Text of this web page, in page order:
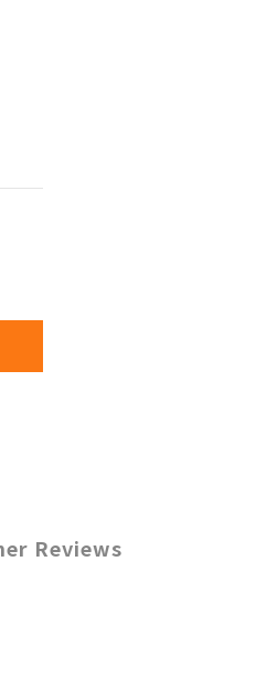
Reviews